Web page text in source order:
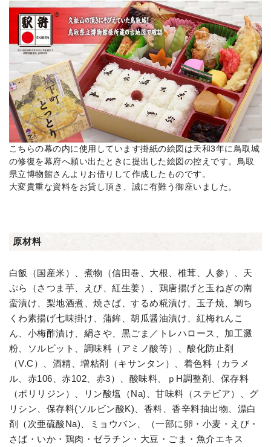
こちらの幕の内に使用しています掛紙の絵図は天和3年に鳥取城
の修復を幕府へ願い出たときに提出した絵図の控えです。鳥取
県立博物館さんよりお借りして作成したものです。
大変貴重な資料をお貸し頂き、誠に有難う御座いました。
原材料
白飯（国産米）、煮物（信田巻、大根、椎茸、人参）、天
ぷら（さつま芋、えび、紅生姜）、鶏唐揚げと玉ねぎの南
蛮漬け、梨地酒煮、焼さば、するめ糀漬け、玉子焼、鯛ち
くわ素揚げ七味掛け、蒲鉾、胡瓜醤油漬け、紅梅れんこ
ん、小梅酢漬け、絹さや、黒ごま／トレハロース、加工澱
粉、ソルビット、調味料（アミノ酸等）、酸化防止剤
（V.C）、酒精、増粘剤（キサンタン）、着色料（カラメ
ル、赤106、赤102、赤3）、酸味料、ｐH調整剤、保存料
（ポリリジン）、リン酸塩（Na)、甘味料（ステビア）、グ
リシン、保存料(ソルビン酸K)、香料、香辛料抽出物、漂白
剤（次亜硫酸Na)、ミョウバン、（一部に卵・小麦・えび・
さば・いか・鶏肉・ゼラチン・大豆・ごま・魚介エキス